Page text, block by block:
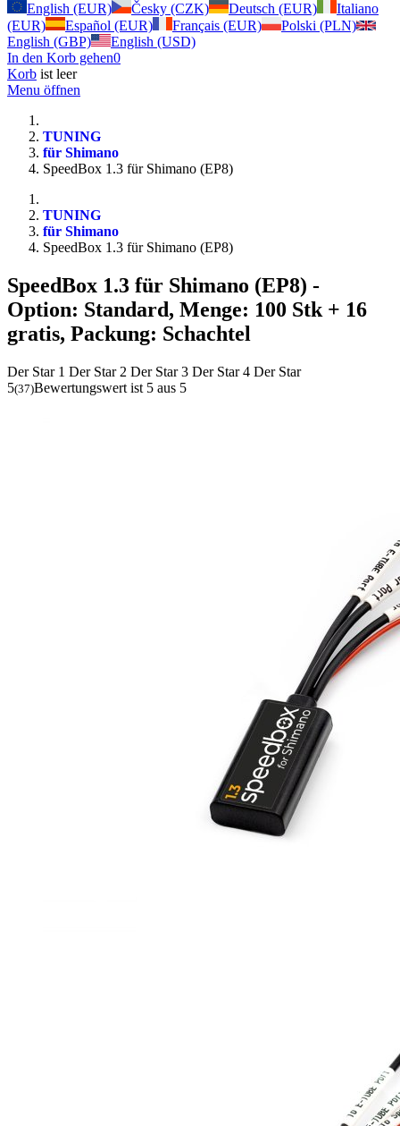
English (EUR)
Česky (CZK) Deutsch (EUR)
Italiano
(EUR)
Español (EUR) Français (EUR)
Polski (PLN)
English (GBP)
English (USD)
In den Korb gehen0
Korb ist leer
Menu öffnen
TUNING
für Shimano
SpeedBox 1.3 für Shimano (EP8)
TUNING
für Shimano
SpeedBox 1.3 für Shimano (EP8)
SpeedBox 1.3 für Shimano (EP8) -
Option: Standard, Menge: 100 Stk + 16
gratis, Packung: Schachtel
Der Star 1 Der Star 2 Der Star 3 Der Star 4 Der Star
5(37)Bewertungswert ist 5 aus 5